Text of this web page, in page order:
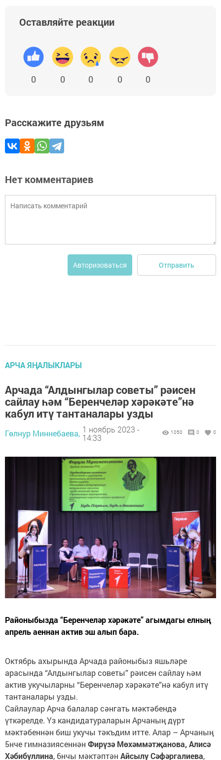
Оставляйте реакции
0 0 0 0 0
Расскажите друзьям
Нет комментариев
Авторизоваться Отправить
АРЧА ЯҢАЛЫКЛАРЫ
Арчада “Алдынгылар советы” рәисен
сайлау һәм “Беренчеләр хәрәкәте”нә
кабул итү тантаналары узды
Гөлнур Миннебаева, 1 ноябрь 2023 -
14:33
1050 0 0
Районыбызда “Беренчеләр хәрәкәте” агымдагы елның
апрель аеннан актив эш алып бара.
Октябрь ахырында Арчада районыбыз яшьләре
арасында “Алдынгылар советы” рәисен сайлау һәм
актив укучыларны “Беренчеләр хәрәкәте”нә кабул итү
тантаналары узды.
Сайлаулар Арча балалар сәнгать мәктәбендә
үткәрелде. Үз кандидатураларын Арчаның дүрт
мәктәбеннән биш укучы тәкъдим итте. Алар – Арчаның
5нче гимназиясеннән Фирүзә Мөхәммәтҗанова, Алисә
Хәбибуллина, 6нчы мәктәптән Айсылу Сәфәргалиева,